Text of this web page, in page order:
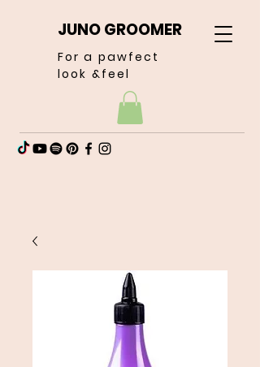
JUNO GROOMER
For a pawfect
look &feel